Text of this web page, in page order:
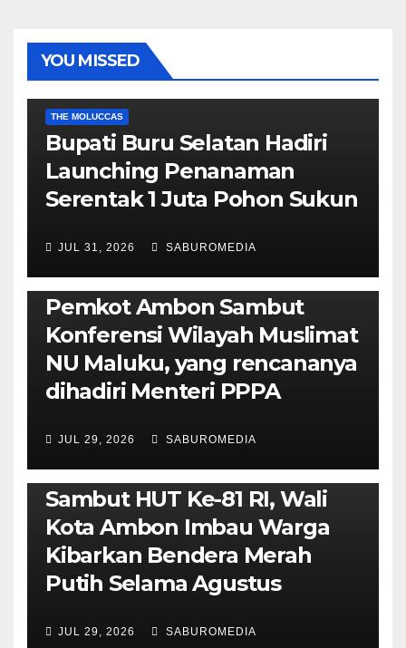
YOU MISSED
THE MOLUCCAS
Bupati Buru Selatan Hadiri
Launching Penanaman
Serentak 1 Juta Pohon Sukun
JUL 31, 2026 SABUROMEDIA
AMBON METRO JURNALISME AKTIVIS
POLITIK & PEMERINTAHAN
Pemkot Ambon Sambut
Konferensi Wilayah Muslimat
NU Maluku, yang rencananya
dihadiri Menteri PPPA
JUL 29, 2026 SABUROMEDIA
AMBON METRO POLITIK & PEMERINTAHAN
Sambut HUT Ke-81 RI, Wali
Kota Ambon Imbau Warga
Kibarkan Bendera Merah
Putih Selama Agustus
JUL 29, 2026 SABUROMEDIA
PENDIDIKAN & OLAHRAGA THE MOLUCCAS